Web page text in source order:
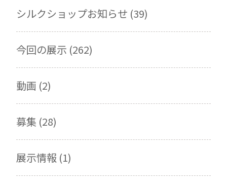
シルクショップお知らせ (39)
今回の展示 (262)
動画 (2)
募集 (28)
展示情報 (1)